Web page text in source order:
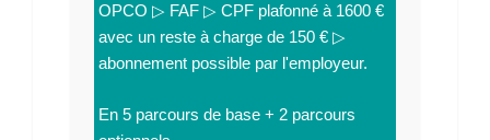
OPCO ▷ FAF ▷ CPF plafonné à 1600 €
avec un reste à charge de 150 € ▷
abonnement possible par l'employeur.
En5 parcours de base + 2 parcours